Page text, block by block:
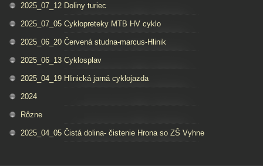
2025_07_12 Doliny turiec
2025_07_05 Cyklopreteky MTB HV cyklo
2025_06_20 Červená studna-marcus-Hlinik
2025_06_13 Cyklosplav
2025_04_19 Hlinická jarná cyklojazda
2024
Rôzne
2025_04_05 Čistá dolina- čistenie Hrona so ZŠ Vyhne